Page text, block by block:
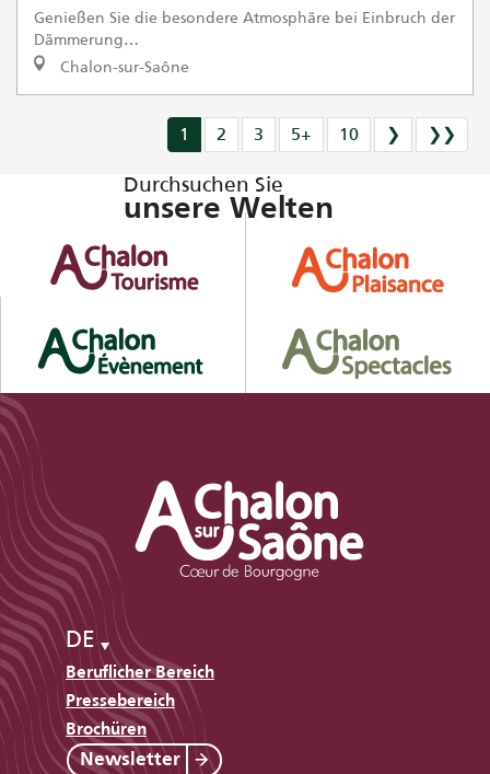
Genießen Sie die besondere Atmosphäre bei Einbruch der
Dämmerung…
Chalon-sur-Saône
1 2 3 5+ 10 ❯ ❯❯
Durchsuchen Sie
unsere Welten
DE
Beruflicher Bereich
Pressebereich
Brochüren
Newsletter